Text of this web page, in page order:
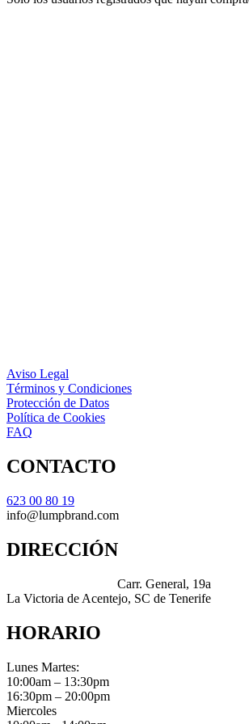
Aviso Legal
Términos y Condiciones
Protección de Datos
Política de Cookies
FAQ
CONTACTO
623 00 80 19
info@lumpbrand.com
DIRECCIÓN
Carr. General, 19a
La Victoria de Acentejo, SC de Tenerife
HORARIO
Lunes Martes:
10:00am – 13:30pm
16:30pm – 20:00pm
Miercoles